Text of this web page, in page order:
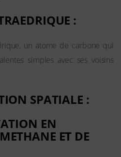
:
un atome de carbone qui
simples avec ses voisins
SPATIALE :
EN
ET DE